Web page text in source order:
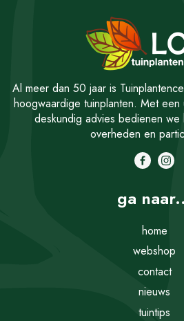
Al meer dan 50 jaar is
hoogwaardige tuinplanten. Met
deskundig advies bedienen we
overheden en
ga
home
webshop
contact
nieuws
tuintips